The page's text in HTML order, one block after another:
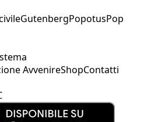
GutenbergPopotusPop
AvvenireShopContatti